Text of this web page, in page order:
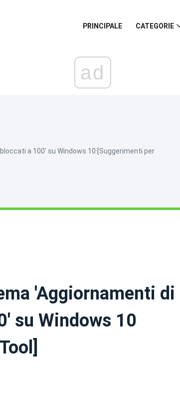
PRINCIPALE CATEGORIE
ad
a 100' su Windows 10 [Suggerimenti per
'Aggiornamenti di
su Windows 10